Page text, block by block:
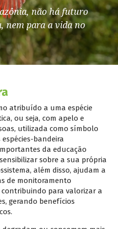
não há futuro
nem para a vida no
atribuído a uma espécie
ou seja, com apelo e
utilizada como símbolo
bandeira
da educação
sobre a sua própria
além disso, ajudam a
de monitoramento
para valorizar a
gerando benefícios